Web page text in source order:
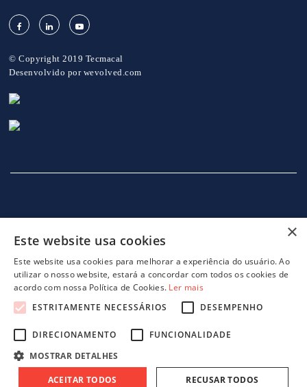
© Copyright 2019 Tecmacal
Desenvolvido por wevolved.com
INÍCIO EMPRESA SERVIÇOS
projeto 46082 - GreenShoes 4.0 projeto 38470 - ADDITIVE.PIM
×
Este website usa cookies
Este website usa cookies para melhorar a experiência do usuário. Ao
utilizar o nosso website, estará a concordar com todos os cookies de
acordo com nossa Política de Cookies. Ler mais
ESTRITAMENTE NECESSÁRIOS
DESEMPENHO
DIRECIONAMENTO
FUNCIONALIDADE
MOSTRAR DETALHES
ACEITAR TODOS RECUSAR TODOS